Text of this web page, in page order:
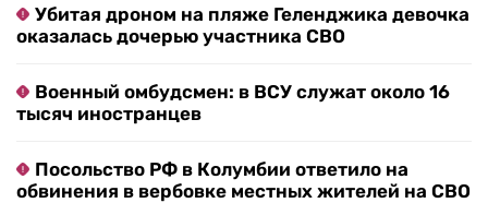
Убитая дроном на пляже Геленджика девочка
оказалась дочерью участника СВО
Военный омбудсмен: в ВСУ служат около 16
тысяч иностранцев
Посольство РФ в Колумбии ответило на
обвинения в вербовке местных жителей на СВО